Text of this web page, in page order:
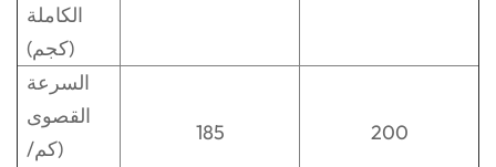
الكاملة
(كجم)
السرعة
القصوى
(كم/
185 200